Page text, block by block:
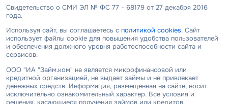
Свидетельство о СМИ ЭЛ № ФС 77 - 68179 от 27 декабря 2016
года.
Используя сайт, вы соглашаетесь с политикой cookies. Сайт
использует файлы cookie для повышения удобства пользователей
и обеспечения должного уровня работоспособности сайта и
сервисов.
ООО "ИА "Займ.ком" не является микрофинансовой или
кредитной организацией, не выдает займы и не привлекает
денежных средств. Информация, размещенная на сайте, носит
исключительно ознакомительный характер. Все условия и
решения, касающиеся получения займов или кредитов,